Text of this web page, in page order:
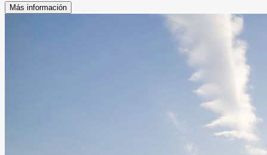
en el centro de la ciudad de Oaxaca, este espacio con más
de 100 años de historia —antiguamente la fábrica
Más información